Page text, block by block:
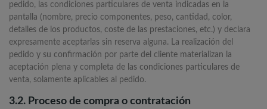
pedido, las condiciones particulares de venta indicadas en la
pantalla (nombre, precio componentes, peso, cantidad, color,
detalles de los productos, coste de las prestaciones, etc.) y declara
expresamente aceptarlas sin reserva alguna. La realización del
pedido y su confirmación por parte del cliente materializan la
aceptación plena y completa de las condiciones particulares de
venta, solamente aplicables al pedido.
3.2. Proceso de compra o contratación